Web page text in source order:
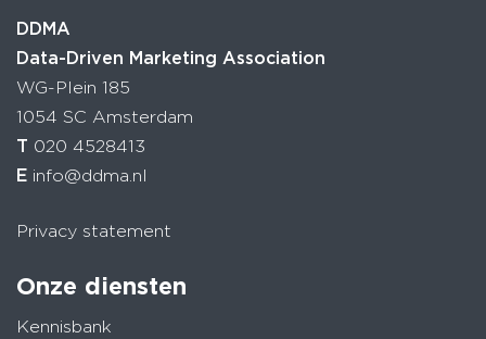
DDMA
Data-Driven Marketing Association
WG-Plein 185
1054 SC Amsterdam
T 020 4528413
E info@ddma.nl
Privacy statement
Onze diensten
Kennisbank